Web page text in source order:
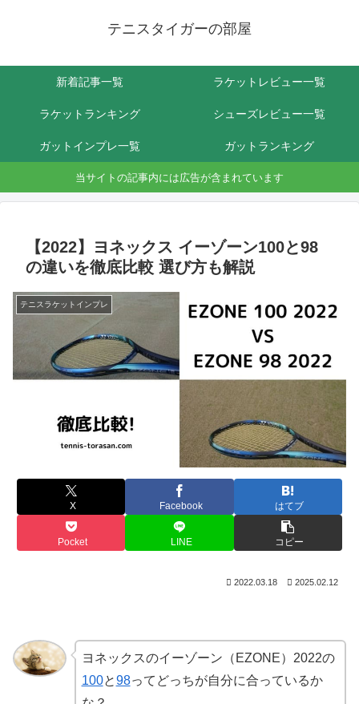
テニスタイガーの部屋
新着記事一覧 ラケットレビュー一覧
ラケットランキング シューズレビュー一覧
ガットインプレ一覧 ガットランキング
当サイトの記事内には広告が含まれています
【2022】ヨネックス イーゾーン100と98
の違いを徹底比較 選び方も解説
テニスラケットインプレ
X Facebook はてブ
Pocket LINE コピー
2022.03.18 2025.02.12
ヨネックスのイーゾーン（EZONE）2022の
100と98ってどっちが自分に合っているか